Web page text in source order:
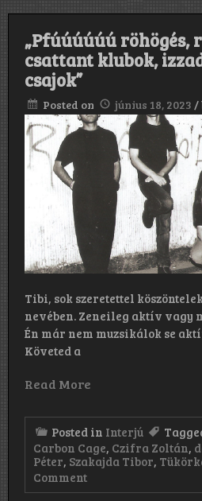
„Pfúúúúúú röhögés,
csattant klubok,
csajok”
Posted on június 18, 2023 /
Tibi, sok szeretettel
nevében. Zeneileg aktív vagy
Én már nem muzsikálok se
Követed a
Read More
Posted in Interjú
Carbon Cage, Czifra Zoltán,
Péter, Szakajda Tibor,
Commenton
„Pfúúúúúú